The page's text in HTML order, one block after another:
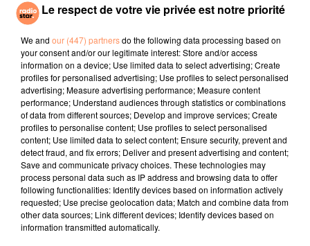
ZAHO, MC SOLAAR
Comme Caroline
TEMPER CITY
JENNIFER LOPEZ,
Save Me Tonight
l'horoscope
Bélier Taureau Gémeaux
Le respect de votre vie privée est notre priorité
We and our (447) partnersdo the following data processing based on
your consent and/or our legitimate interest: Store and/or access
information on a device; Use limited data to select advertising; Create
profiles for personalised advertising; Use profiles to select personalised
advertising; Measure advertising performance; Measure content
performance; Understand audiences through statistics or combinations
of data from different sources; Develop and improve services; Create
profiles to personalise content; Use profiles to select personalised
content; Use limited data to select content; Ensure security, prevent and
detect fraud, and fix errors; Deliver and present advertising and content;
Save and communicate privacy choices. These technologies may
process personal data such as IP address and browsing data to offer
following functionalities: Identify devices based on information actively
requested; Use precise geolocation data; Match and combine data from
other data sources; Link different devices; Identify devices based on
information transmitted automatically.